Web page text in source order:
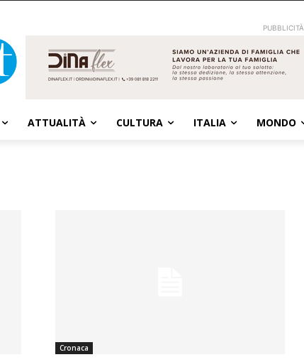
PUBBLICITÀ
ATTUALITÀ CULTURA ITALIA MONDO
Cronaca